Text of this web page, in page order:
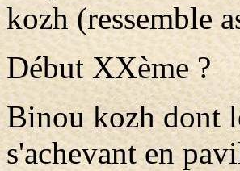
kozh (ressemble
Début XXème ?
Binou kozh dont
s'achevant en